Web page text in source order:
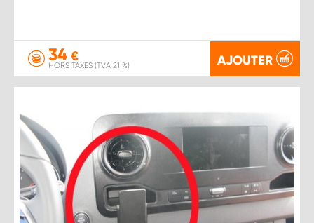
34 €
HORS TAXES (TVA 21 %) AJOUTER